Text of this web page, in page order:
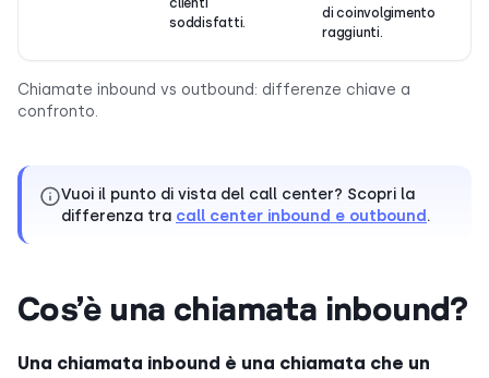
clienti
soddisfatti.
di coinvolgimento
raggiunti.
Chiamate inbound vs outbound: differenze chiave a
confronto.
Vuoi il punto di vista del call center? Scopri la
differenza tra call center inbound e outbound .
Cos’è una chiamata inbound?
Una chiamata inbound è una chiamata che un